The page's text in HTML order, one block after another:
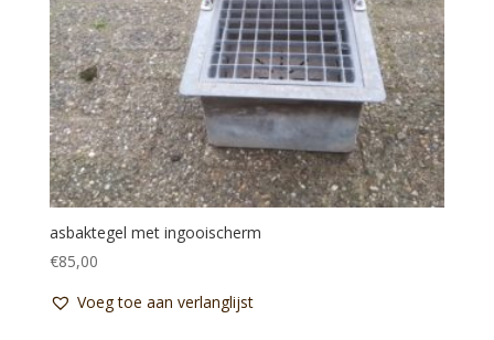
asbaktegel met ingooischerm
€85,00
Voeg toe aan verlanglijst